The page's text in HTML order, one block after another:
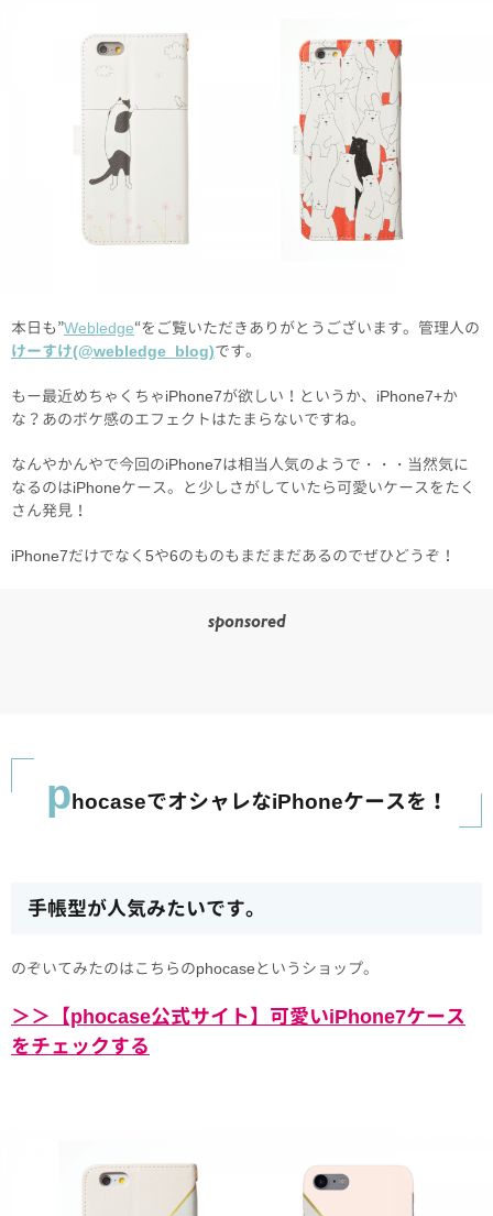
本日も”Webledge“をご覧いただきありがとうございます。管理人の
けーすけ(@webledge_blog)です。
もー最近めちゃくちゃiPhone7が欲しい！というか、iPhone7+か
な？あのボケ感のエフェクトはたまらないですね。
なんやかんやで今回のiPhone7は相当人気のようで・・・当然気に
なるのはiPhoneケース。と少しさがしていたら可愛いケースをたく
さん発見！
iPhone7だけでなく5や6のものもまだまだあるのでぜひどうぞ！
sponsored
phocaseでオシャレなiPhoneケースを！
手帳型が人気みたいです。
のぞいてみたのはこちらのphocaseというショップ。
＞＞【phocase公式サイト】可愛いiPhone7ケース
をチェックする